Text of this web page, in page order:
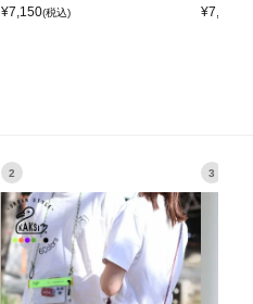
¥7,150(税込)
¥7,150
2 3